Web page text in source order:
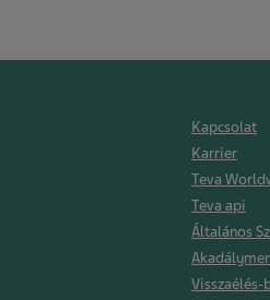
Kapcsolat
Karrier
Teva
Teva api
Általános